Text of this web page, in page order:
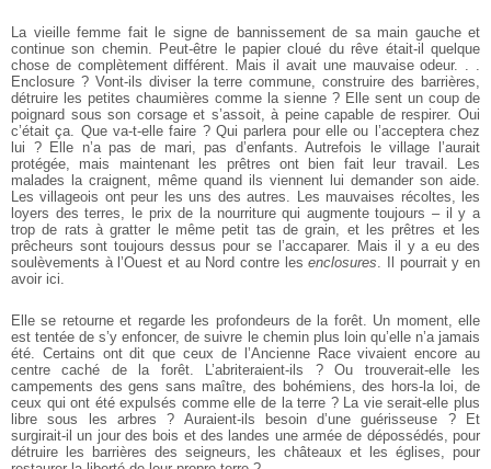
La vieille femme fait le signe de bannissement de sa main gauche et
continue son chemin. Peut-être le papier cloué du rêve était-il quelque
chose de complètement différent. Mais il avait une mauvaise odeur. . .
Enclosure ? Vont-ils diviser la terre commune, construire des barrières,
détruire les petites chaumières comme la sienne ? Elle sent un coup de
poignard sous son corsage et s’assoit, à peine capable de respirer. Oui
c’était ça. Que va-t-elle faire ? Qui parlera pour elle ou l’acceptera chez
lui ? Elle n’a pas de mari, pas d’enfants. Autrefois le village l’aurait
protégée, mais maintenant les prêtres ont bien fait leur travail. Les
malades la craignent, même quand ils viennent lui demander son aide.
Les villageois ont peur les uns des autres. Les mauvaises récoltes, les
loyers des terres, le prix de la nourriture qui augmente toujours – il y a
trop de rats à gratter le même petit tas de grain, et les prêtres et les
prêcheurs sont toujours dessus pour se l’accaparer. Mais il y a eu des
soulèvements à l’Ouest et au Nord contre lesenclosures . Il pourrait y en
avoir ici.
Elle se retourne et regarde les profondeurs de la forêt. Un moment, elle
est tentée de s’y enfoncer, de suivre le chemin plus loin qu’elle n’a jamais
été. Certains ont dit que ceux de l’Ancienne Race vivaient encore au
centre caché de la forêt. L’abriteraient-ils ? Ou trouverait-elle les
campements des gens sans maître, des bohémiens, des hors-la loi, de
ceux qui ont été expulsés comme elle de la terre ? La vie serait-elle plus
libre sous les arbres ? Auraient-ils besoin d’une guérisseuse ? Et
surgirait-il un jour des bois et des landes une armée de dépossédés, pour
détruire les barrières des seigneurs, les châteaux et les églises, pour